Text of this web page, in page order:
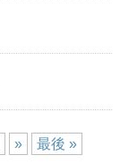
» 最後 »